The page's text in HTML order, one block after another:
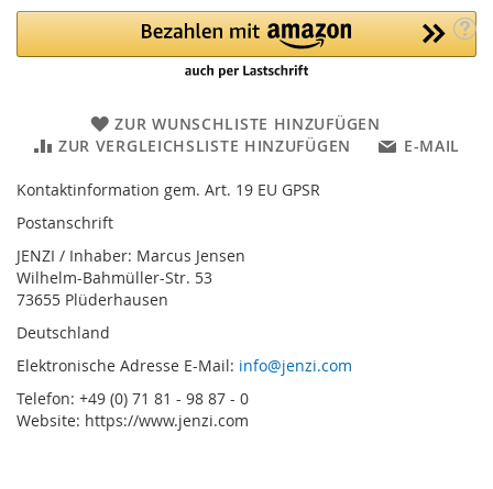
ZUR WUNSCHLISTE HINZUFÜGEN
ZUR VERGLEICHSLISTE HINZUFÜGEN
E-MAIL
Kontaktinformation gem. Art. 19 EU GPSR
Postanschrift
JENZI / Inhaber: Marcus Jensen
Wilhelm-Bahmüller-Str. 53
73655 Plüderhausen
Deutschland
Elektronische Adresse E-Mail: info@jenzi.com
Telefon: +49 (0) 71 81 - 98 87 - 0
Website: https://www.jenzi.com